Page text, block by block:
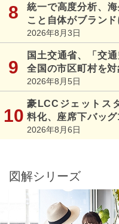
統一で高度分析、
こと自体がブランド
2026年8月3日
国土交通省、「交
全国の市区町村を対
2026年8月5日
豪LCCジェットス
料化、座席下バッ
2026年8月6日
図解シリーズ